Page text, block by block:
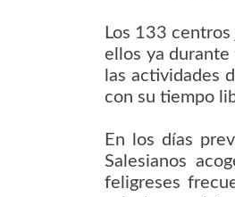
Los 133
ellos ya
las actividades
con su tiempo
En los días
Salesianos
feligreses